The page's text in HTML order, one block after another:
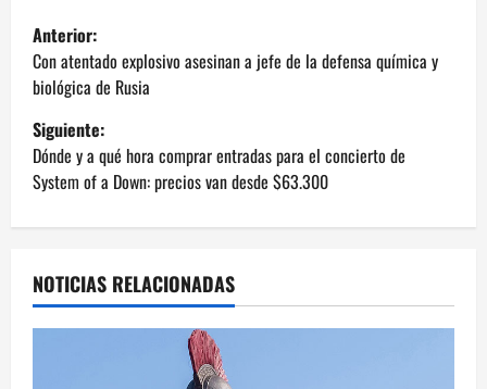
N
a
v
e
g
c
Anterior:
Con atentado explosivo asesinan a jefe de la defensa química y
biológica de Rusia
Siguiente:
Dónde y a qué hora comprar entradas para el concierto de
System of a Down: precios van desde $63.300
NOTICIAS RELACIONADAS